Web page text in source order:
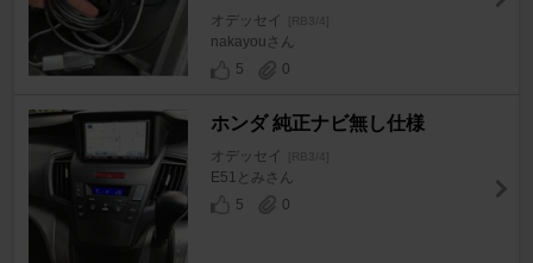
オデッセイ [RB3/4]
nakayouさん
5
0
ホンダ 純正ナビ無し仕様
オデッセイ [RB3/4]
E51とみさん
5
0